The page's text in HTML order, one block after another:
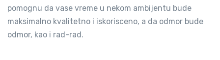
pomognu da vase vreme u nekom ambijentu bude
maksimalno kvalitetno i iskorisceno, a da odmor bude
odmor, kao i rad-rad.